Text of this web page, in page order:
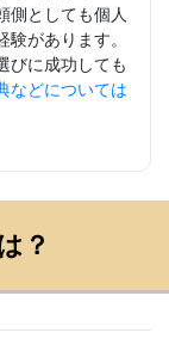
側としても個人
があります。
びに成功しても
などについては
？